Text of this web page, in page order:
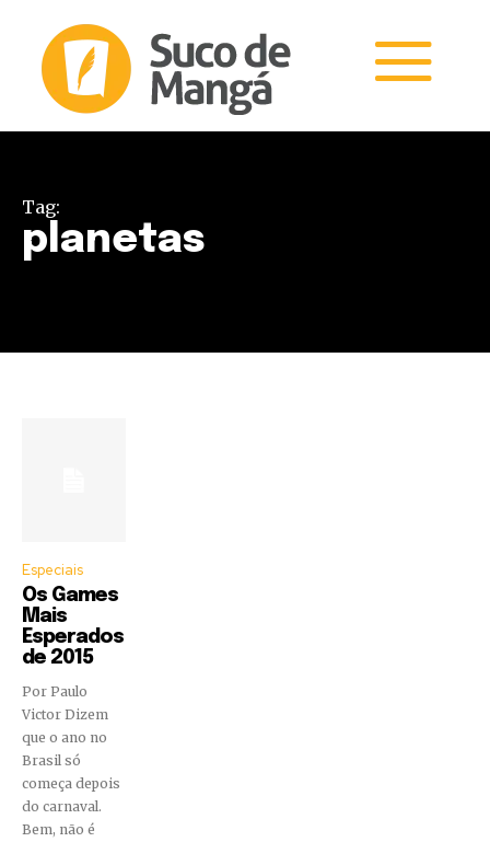
Tag:
planetas
Especiais
Os Games
Mais
Esperados
de 2015
Por Paulo
Victor Dizem
que o ano no
Brasil só
começa depois
do carnaval.
Bem, não é